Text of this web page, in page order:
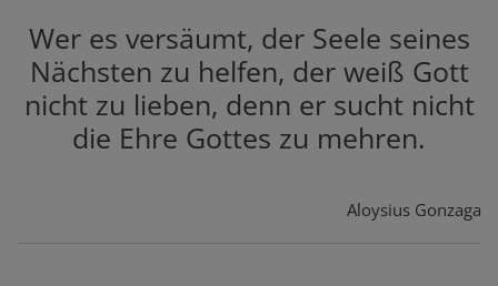
Wer es versäumt, der Seele seines
Nächsten zu helfen, der weiß Gott
nicht zu lieben, denn er sucht nicht
die Ehre Gottes zu mehren.
Aloysius Gonzaga